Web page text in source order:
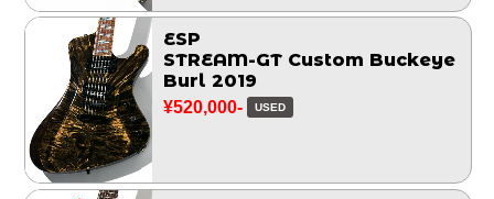
ESP
STREAM-GT Custom Buckeye
Burl 2019
¥520,000- USED